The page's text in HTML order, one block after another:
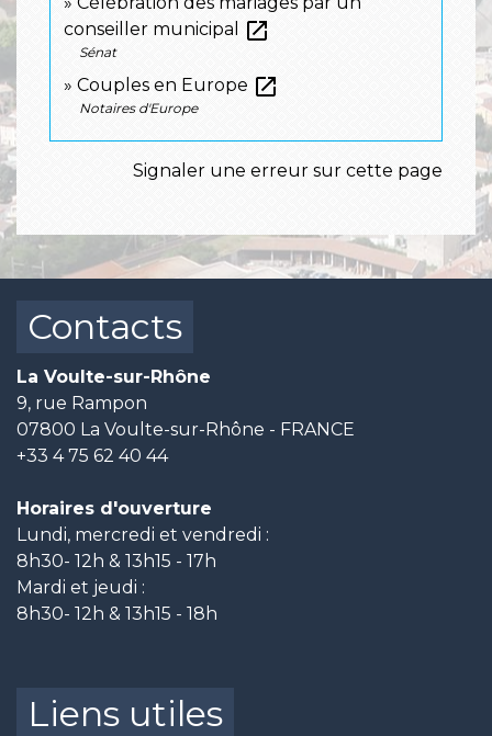
conseiller municipal
open_in_new
Sénat
Couples en Europe open_in_new
Notaires d'Europe
Signaler une erreur sur cette page
Contacts
La Voulte-sur-Rhône
9, rue Rampon
07800 La Voulte-sur-Rhône - FRANCE
+33 4 75 62 40 44
Horaires d'ouverture
Lundi, mercredi et vendredi :
8h30- 12h & 13h15 - 17h
Mardi et jeudi :
8h30- 12h & 13h15 - 18h
Liens utiles